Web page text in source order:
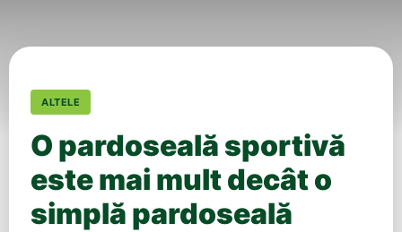
ALTELE
O pardoseală sportivă
este mai mult decât o
simplă pardoseală